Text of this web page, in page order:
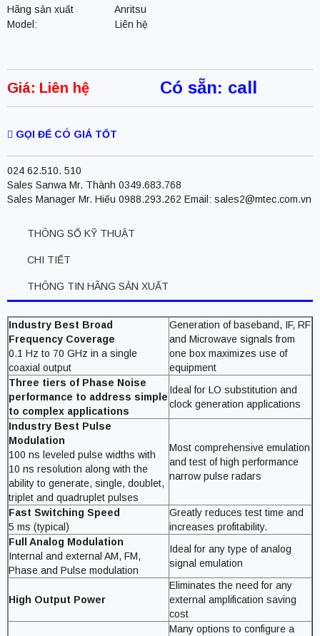
Hãng sản xuất
Anritsu
Model:
Liên hệ
Giá: Liên hệ Có sẵn: call
GỌI ĐỂ CÓ GIÁ TỐT
024 62.510. 510
Sales Sanwa Mr. Thành 0349.683.768
Sales Manager Mr. Hiếu 0988.293.262 Email: sales2@mtec.com.vn
THÔNG SỐ KỸ THUẬT
CHI TIẾT
THÔNG TIN HÃNG SẢN XUẤT
Industry Best Broad
Frequency Coverage
0.1 Hz to 70 GHz in a single
coaxial output
Generation of baseband, IF, RF
and Microwave signals from
one box maximizes use of
equipment
Three tiers of Phase Noise
performance to address simple
to complex applications
Ideal for LO substitution and
clock generation applications
Industry Best Pulse
Modulation
100 ns leveled pulse widths with
10 ns resolution along with the
ability to generate, single, doublet,
triplet and quadruplet pulses
Most comprehensive emulation
and test of high performance
narrow pulse radars
Fast Switching Speed
5 ms (typical)
Greatly reduces test time and
increases profitability.
Full Analog Modulation
Internal and external AM, FM,
Phase and Pulse modulation
Ideal for any type of analog
signal emulation
High Output Power
Eliminates the need for any
external amplification saving
cost
Many options to configure a